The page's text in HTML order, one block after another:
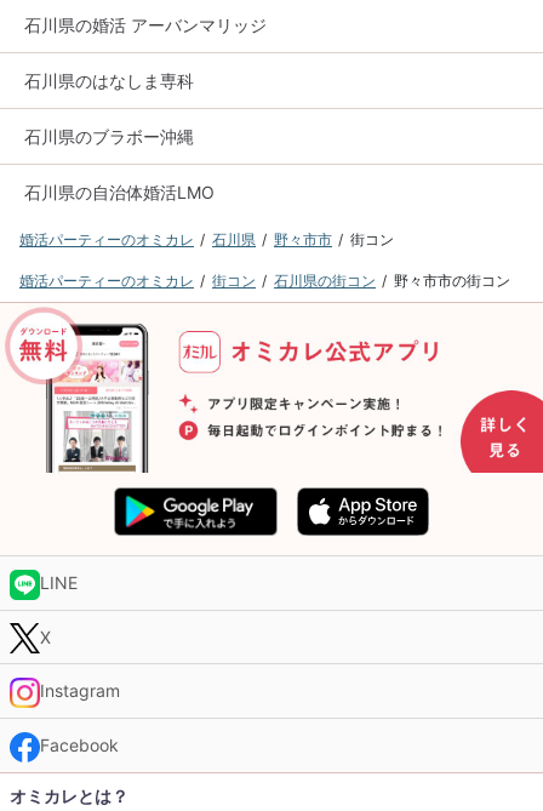
石川県の婚活 アーバンマリッジ
石川県のはなしま専科
石川県のブラボー沖縄
石川県の自治体婚活LMO
婚活パーティーのオミカレ 石川県 野々市市 街コン
婚活パーティーのオミカレ 街コン 石川県の街コン 野々市市の街コン
LINE
X
Instagram
Facebook
オミカレとは？